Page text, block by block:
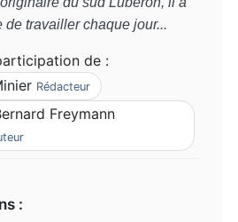
de travailler chaque jour...
de :
Rédacteur
Freymann
: